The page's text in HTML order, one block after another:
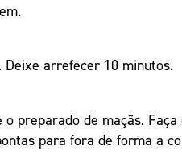
arrefecer 10 minutos.
preparado de maçãs. Faça
para fora de forma a